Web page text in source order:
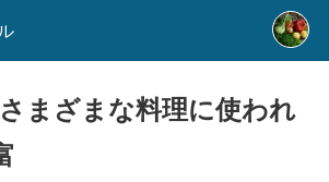
まざまな料理に使われ